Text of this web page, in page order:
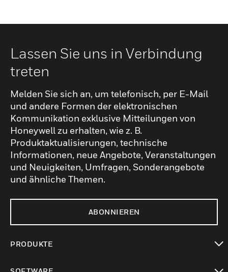
Lassen Sie uns in Verbindung
treten
Melden Sie sich an, um telefonisch, per E-Mail
und andere Formen der elektronischen
Kommunikation exklusive Mitteilungen von
Honeywell zu erhalten, wie z. B.
Produktaktualisierungen, technische
Informationen, neue Angebote, Veranstaltungen
und Neuigkeiten, Umfragen, Sonderangebote
und ähnliche Themen.
ABONNIEREN
PRODUKTE